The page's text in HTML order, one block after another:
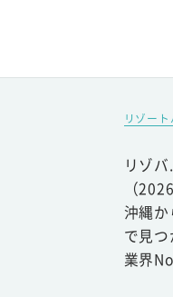
リゾー
リゾ
（
沖縄
で見
業界